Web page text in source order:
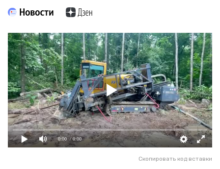
0:00 / 0:00
Скопировать код вставки